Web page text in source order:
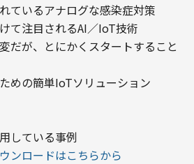
ているアナログな感染症対策
て注目されるAI／IoT技術
だが、とにかくスタートすること
めの簡単IoTソリューション
している事例
ンロードはこちらから